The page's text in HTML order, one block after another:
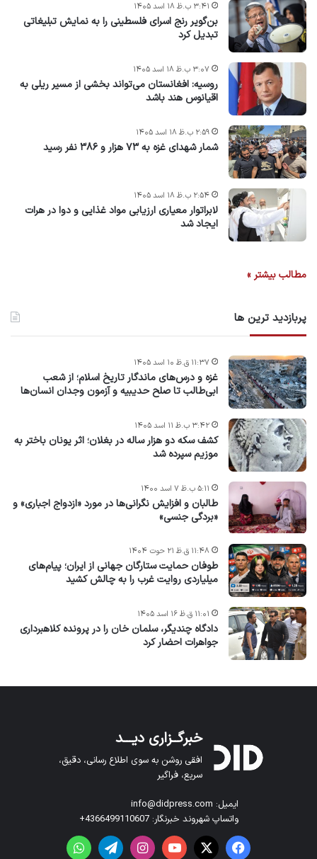
بن‌گویر رنج اسرای فلسطینی را به نمایش تبلیغاتی
تبدیل کرد
۳:۴۱ ب.ظ ۱۸ اسد ۱۴۰۵
روسیه: افغانستان می‌تواند بخشی از مسیر ریلی به
اقیانوس هند باشد
۳:۰۷ ب.ظ ۱۸ اسد ۱۴۰۵
شمار شهدای غزه به ۷۳ هزار و ۳۸۶ نفر رسید
۲:۵۹ ب.ظ ۱۸ اسد ۱۴۰۵
لابراتوار معیاری ارزیابی مواد غذایی و دوا در هرات
ایجاد شد
۲:۵۴ ب.ظ ۱۸ اسد ۱۴۰۵
مطالب بیشتر »
پربازدید ترین ها
غزه و درس‌های ماندگار تاریخ اسلام؛ از شعب
ابی‌طالب تا صلح حدیبیه و آزمون وجدان انسان‌ها
۱۱:۳۷ ق.ظ ۱۰ اسد ۱۴۰۵
کشف سکه دو هزار ساله در بغلان؛ اثر یونان باختر به
موزیم سپرده شد
۳:۴۲ ب.ظ ۱۱ اسد ۱۴۰۵
طالبان و افزایش نگرانی‌ها در مورد «ازدواج اجباری» و
«بردگی جنسی»
۵:۱۱ ب.ظ ۷ اسد ۱۴۰۰
طوفان حمایت ستارگان جهانی از ایران؛ پیام‌های
میلیاردی روایت غرب را به چالش کشید
۱۱:۴۸ ق.ظ ۲۱ حوت ۱۴۰۴
دادگاه چندیگر، سلمان خان را در پرونده کلاهبرداری
جواهرات احضار کرد
۱۱:۰۱ ق.ظ ۱۶ اسد ۱۴۰۵
خبرگــزاری دیـــد
افقی روشن به سوی اطلاع رسانی، دقیق،
سریع، فراگیر
ایمیل: info@didpress.com
واتساپ شهروند خبرنگار: 4366499110607+
فیس بوک X یوتیوباینستاگرامتلگرامواتس آپ